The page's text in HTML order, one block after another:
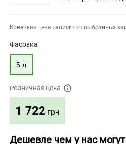
Конечная цена зависит от выбранных
Фасовка
5 л
Розничная цена
1 722 грн
Дешевле чем у нас